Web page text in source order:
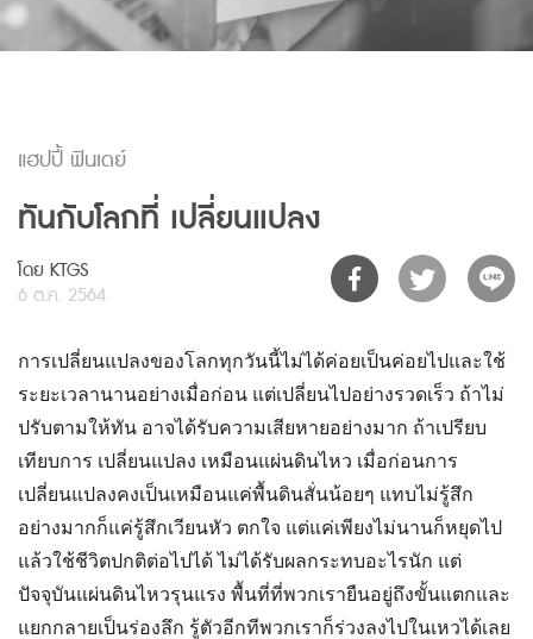
แฮปปี้ ฟินเดย์
ทันกับโลกที่ เปลี่ยนแปลง
โดย KTGS
6 ต.ค. 2564
การเปลี่ยนแปลงของโลกทุกวันนี้ไม่ได้ค่อยเป็นค่อยไปและใช้
ระยะเวลานานอย่างเมื่อก่อน แต่เปลี่ยนไปอย่างรวดเร็ว ถ้าไม่
ปรับตามให้ทัน อาจได้รับความเสียหายอย่างมาก ถ้าเปรียบ
เทียบการ เปลี่ยนแปลง เหมือนแผ่นดินไหว เมื่อก่อนการ
เปลี่ยนแปลงคงเป็นเหมือนแค่พื้นดินสั่นน้อยๆ แทบไม่รู้สึก
อย่างมากก็แค่รู้สึกเวียนหัว ตกใจ แต่แค่เพียงไม่นานก็หยุดไป
แล้วใช้ชีวิตปกติต่อไปได้ ไม่ได้รับผลกระทบอะไรนัก แต่
ปัจจุบันแผ่นดินไหวรุนแรง พื้นที่ที่พวกเรายืนอยู่ถึงขั้นแตกและ
แยกกลายเป็นร่องลึก รู้ตัวอีกทีพวกเราก็ร่วงลงไปในเหวได้เลย